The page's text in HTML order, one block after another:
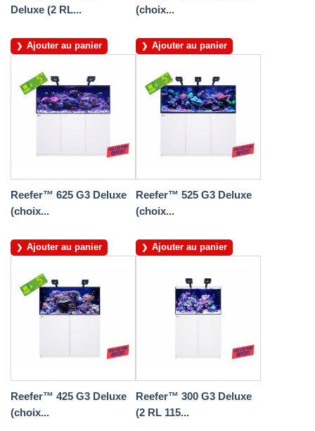
Deluxe (2 RL...
Ajouter au panier
(choix...
Ajouter au panier
Reefer™ 625 G3 Deluxe
(choix...
Ajouter au panier
Reefer™ 525 G3 Deluxe
(choix...
Ajouter au panier
Reefer™ 425 G3 Deluxe
(choix...
Reefer™ 300 G3 Deluxe
(2 RL 115...